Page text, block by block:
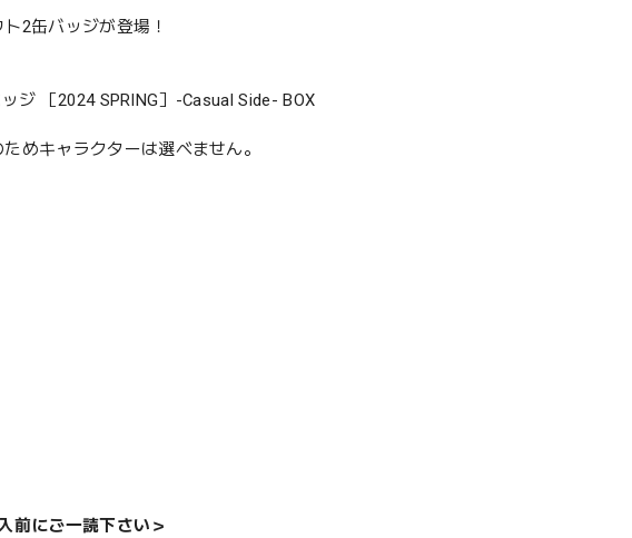
2缶バッジが登場！
ジ ［2024 SPRING］-Casual Side- BOX
めキャラクターは選べません。
前にご一読下さい＞